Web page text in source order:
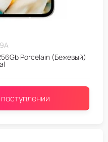
Porcelain (Бежевый)